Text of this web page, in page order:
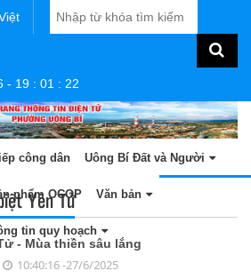
- 19 : 01 : 23
công dân Uông Bí Đất và Người
phẩm OCOP Văn bản
tin quy hoạch
Yên Tử
- Mùa thiền sâu lắng
10:40:16 -27/6/2025